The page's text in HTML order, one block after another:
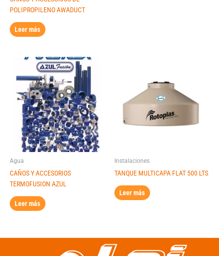
POLIPROPILENO AWADUCT
Leer más
Agua
CAÑOS Y ACCESORIOS
TERMOFUSION AZUL
Leer más
Instalaciones
TANQUE MULTICAPA FLAT 500 LTS
Leer más